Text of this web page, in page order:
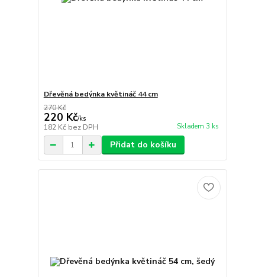
Dřevěná bedýnka květináč 44 cm
270 Kč
220 Kč/ks
182 Kč bez DPH Skladem 3 ks
Přidat do košíku